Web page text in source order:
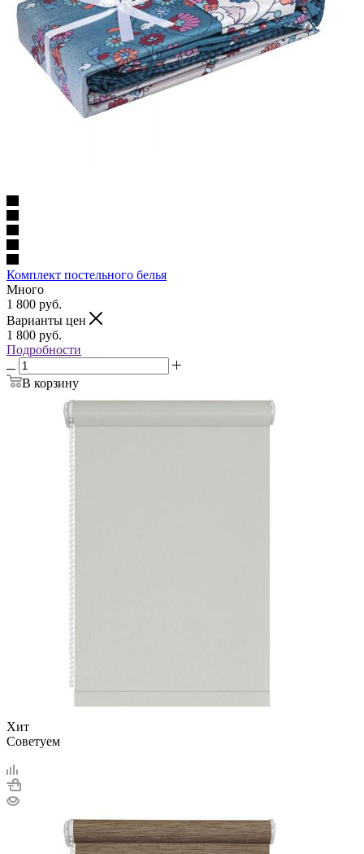
Комплект постельного белья
Много
1 800 руб.
Варианты цен
1 800 руб.
Подробности
В корзину
Хит
Советуем